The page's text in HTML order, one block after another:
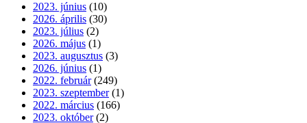
2023. június (10)
2026. április (30)
2023. július (2)
2026. május (1)
2023. augusztus (3)
2026. június (1)
2022. február (249)
2023. szeptember (1)
2022. március (166)
2023. október (2)